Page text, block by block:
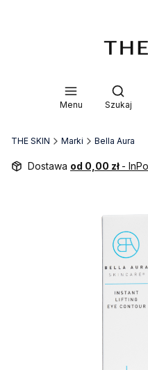
Menu Szukaj
THE SKIN Marki Bella Aura
Dostawa od 0,00 zł -